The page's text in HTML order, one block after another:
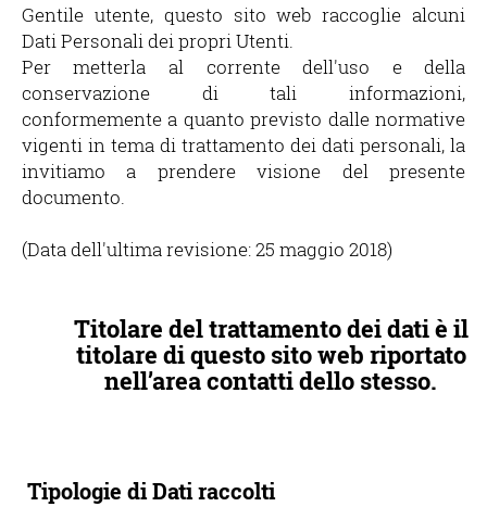
Gentile utente, questo sito web raccoglie alcuni
Dati Personali dei propri Utenti.
Per metterla al corrente dell'uso e della
conservazione di tali informazioni,
conformemente a quanto previsto dalle normative
vigenti in tema di trattamento dei dati personali, la
invitiamo a prendere visione del presente
documento.
(Data dell'ultima revisione: 25 maggio 2018)
Titolare del trattamento dei dati è il
titolare di questo sito web riportato
nell’area contatti dello stesso.
Tipologie di Dati raccolti